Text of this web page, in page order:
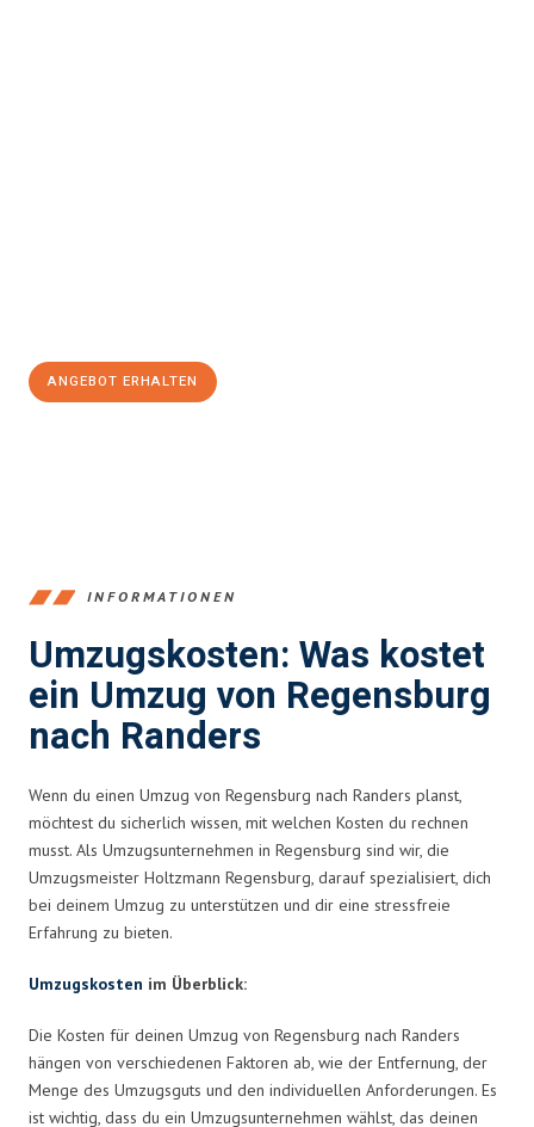
ANGEBOT ERHALTEN
INFORMATIONEN
Umzugskosten: Was kostet
ein Umzug von Regensburg
nach Randers
Wenn du einen Umzug von Regensburg nach Randers planst,
möchtest du sicherlich wissen, mit welchen Kosten du rechnen
musst. Als Umzugsunternehmen in Regensburg sind wir, die
Umzugsmeister Holtzmann Regensburg, darauf spezialisiert, dich
bei deinem Umzug zu unterstützen und dir eine stressfreie
Erfahrung zu bieten.
Umzugskosten im Überblick:
Die Kosten für deinen Umzug von Regensburg nach Randers
hängen von verschiedenen Faktoren ab, wie der Entfernung, der
Menge des Umzugsguts und den individuellen Anforderungen. Es
ist wichtig, dass du ein Umzugsunternehmen wählst, das deinen